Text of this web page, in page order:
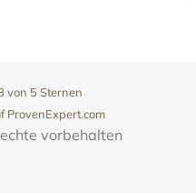
von 5 Sternen
ProvenExpert.com
vorbehalten